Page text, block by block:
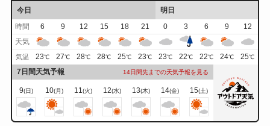
今日
明日
時間
6 9 12 15 18 21 0 3 6 9
12
天気
気温 23℃ 27℃ 28℃ 28℃ 25℃ 23℃ 23℃ 22℃ 22℃ 24℃ 25℃
7日間天気予報 14日間先までの天気予報を見る
9(日) 10(月) 11(火) 12(水) 13(木) 14(金) 15(土)